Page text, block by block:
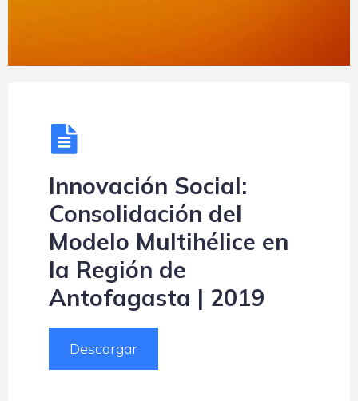
Innovación Social:
Consolidación del
Modelo Multihélice en
la Región de
Antofagasta | 2019
Descargar